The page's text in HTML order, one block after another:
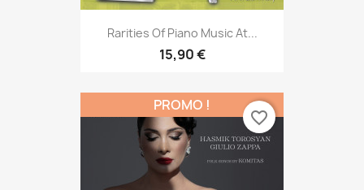
Rarities Of Piano Music At...
15,90 €
PROMO !
favorite_border